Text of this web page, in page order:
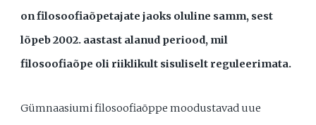
on filosoofiaõpetajate jaoks oluline samm, sest
lõpeb 2002. aastast alanud periood, mil
filosoofiaõpe oli riiklikult sisuliselt reguleerimata.
Gümnaasiumi filosoofiaõppe moodustavad uue